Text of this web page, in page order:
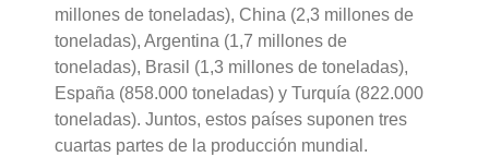
millones de toneladas), China (2,3 millones de
toneladas), Argentina (1,7 millones de
toneladas), Brasil (1,3 millones de toneladas),
España (858.000 toneladas) y Turquía (822.000
toneladas). Juntos, estos países suponen tres
cuartas partes de la producción mundial.